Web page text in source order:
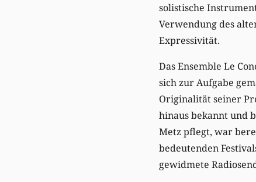
solistische
Verwendung des
Expressivität.
Das Ensemble Le
sich zur Aufgabe
Originalität seiner
hinaus bekannt und
Metz pflegt, war
bedeutenden
gewidmete